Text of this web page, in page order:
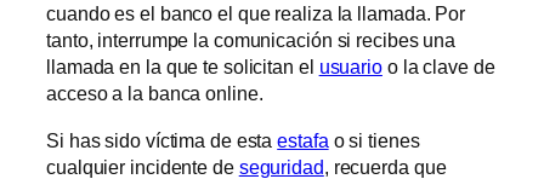
cuando es el banco el que realiza la llamada. Por
tanto, interrumpe la comunicación si recibes una
llamada en la que te solicitan el usuarioo la clave de
acceso a la banca online.
Si has sido víctima de estaestafa o si tienes
cualquier incidente de seguridad , recuerda que